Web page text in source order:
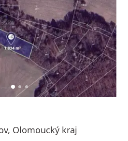
12 3
Olomoucký kraj